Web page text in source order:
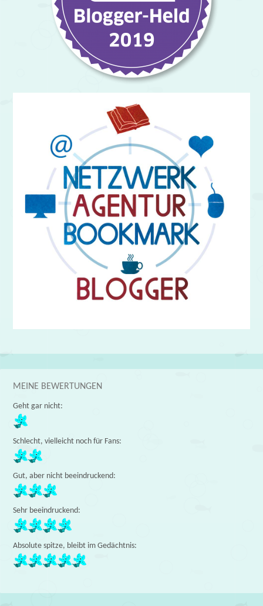
MEINE BEWERTUNGEN
Geht gar nicht:
Schlecht, vielleicht noch für Fans:
Gut, aber nicht beeindruckend:
Sehr beeindruckend:
Absolute spitze, bleibt im Gedächtnis: